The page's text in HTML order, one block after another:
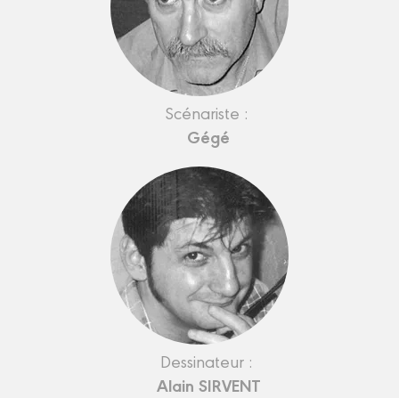
Scénariste :
Gégé
Dessinateur :
Alain SIRVENT